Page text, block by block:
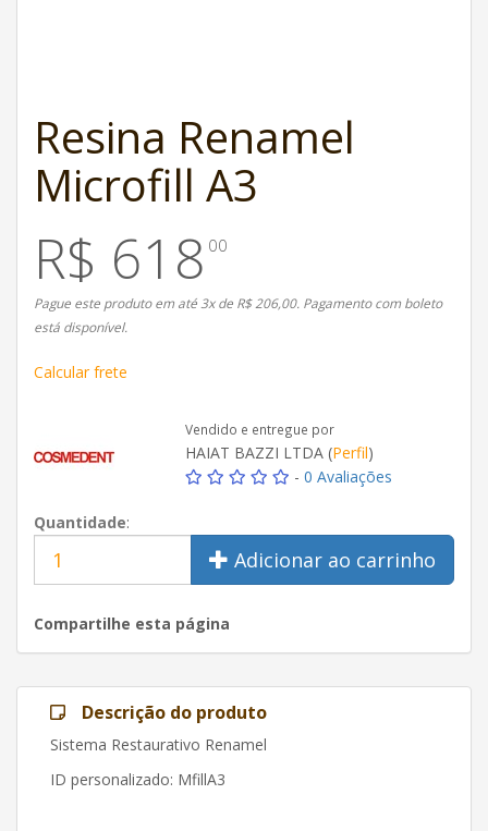
Resina Renamel
Microfill A3
R$ 618 00
Pague este produto em até 3x de R$ 206,00. Pagamento com boleto
está disponível.
Calcular frete
Vendido e entregue por
HAIAT BAZZI LTDA (Perfil)
- 0 Avaliações
Quantidade:
Adicionar ao carrinho
Compartilhe esta página
Descrição do produto
Sistema Restaurativo Renamel
ID personalizado: MfillA3